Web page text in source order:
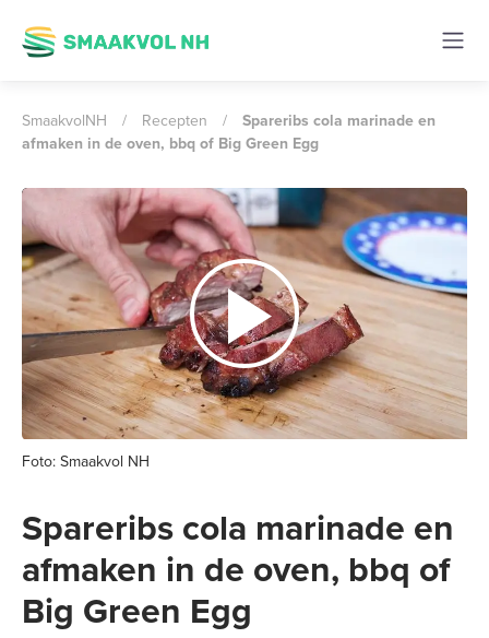
SmaakvolNH / Recepten /
Spareribs cola marinade en
afmaken in de oven, bbq of Big Green Egg
Foto: Smaakvol NH
Spareribs cola marinade en
afmaken in de oven, bbq of
Big Green Egg